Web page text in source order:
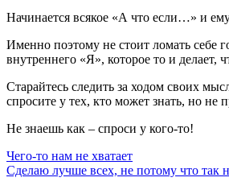
Начинается всякое «А что если…» и
Именно поэтому не стоит ломать себе
внутреннего «Я», которое то и
Старайтесь следить за ходом своих
спросите у тех, кто может знать, но не
Не знаешь как – спроси у кого-то!
Чего-то нам не хватает
Сделаю лучше всех, не потому что так